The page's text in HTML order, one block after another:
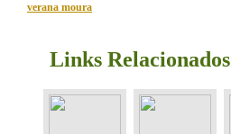
verana moura
Links Relacionados